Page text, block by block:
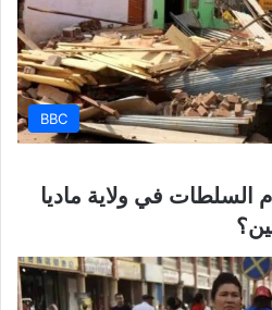
BBC
السلطات في ولاية ماديا